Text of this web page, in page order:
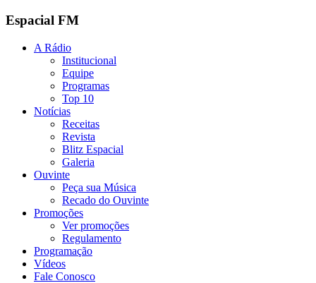
Espacial FM
A Rádio
Institucional
Equipe
Programas
Top 10
Notícias
Receitas
Revista
Blitz Espacial
Galeria
Ouvinte
Peça sua Música
Recado do Ouvinte
Promoções
Ver promoções
Regulamento
Programação
Vídeos
Fale Conosco